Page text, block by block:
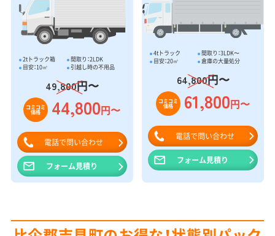
2tトラック箱
間取り：2LDK
目安：10㎥
引越し時の不用品
49,800円〜
コミコミ
価格 44,800円〜
電話で問い合わせ
フォーム見積り
4tトラック
間取り：3LDK〜
目安：20㎥
倉庫の大量処分
64,800円〜
コミコミ
価格 61,800円〜
電話で問い合わせ
フォーム見積り